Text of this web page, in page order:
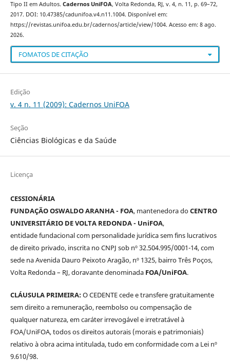
Tipo II em Adultos. Cadernos UniFOA, Volta Redonda, RJ, v. 4, n. 11, p. 69–72,
2017. DOI: 10.47385/cadunifoa.v4.n11.1004. Disponível em:
https://revistas.unifoa.edu.br/cadernos/article/view/1004. Acesso em: 8 ago.
2026.
FOMATOS DE CITAÇÃO
Edição
v. 4 n. 11 (2009): Cadernos UniFOA
Seção
Ciências Biológicas e da Saúde
Licença
CESSIONÁRIA
FUNDAÇÃO OSWALDO ARANHA - FOA, mantenedora doCENTRO
UNIVERSITÁRIO DE VOLTA REDONDA - UniFOA,
entidade fundacional com personalidade jurídica sem fins lucrativos
de direito privado, inscrita no CNPJ sob nº 32.504.995/0001-14, com
sede na Avenida Dauro Peixoto Aragão, nº 1325, bairro Três Poços,
Volta Redonda – RJ, doravante denominada FOA/UniFOA.
CLÁUSULA PRIMEIRA:O CEDENTE cede e transfere gratuitamente
sem direito a remuneração, reembolso ou compensação de
qualquer natureza, em caráter irrevogável e irretratável à
FOA/UniFOA, todos os direitos autorais (morais e patrimoniais)
relativo à obra acima intitulada, tudo em conformidade com a Lei nº
9.610/98.